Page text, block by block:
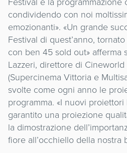
condividendo con noi
emozionanti». «Un grande
Festival di quest’anno,
con ben 45 sold out» afferma
Lazzeri, direttore di
(Supercinema Vittoria e
svolte come ogni anno le
programma. «I nuovi
garantito una proiezione
la dimostrazione
fiore all’occhiello della nostra